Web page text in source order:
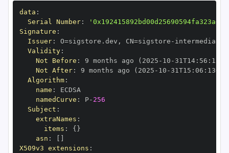
data :
Serial Number:
Signature :
Issuer: O=sigstore.dev , CN=sigstore -
Validity:
Not Before : 9 months ago (2025 - 10 - 31T14: 56 :
Not After: 9 months ago (2025 - 10 - 31T15 : 06 : 13+00
Algorithm:
name :
namedCurve : P- 256
Subject :
extraNames :
items : { }
asn :
X509v3 extensions :